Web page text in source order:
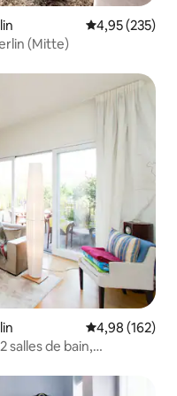
Évaluation
4,95 (235)
(Mitte)
appréciés
Évaluation
4,98 (162)
salles de bain,